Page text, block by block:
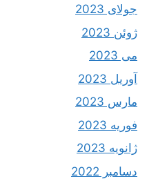
جولای 2023
ژوئن 2023
می 2023
آوریل 2023
مارس 2023
فوریه 2023
ژانویه 2023
دسامبر 2022